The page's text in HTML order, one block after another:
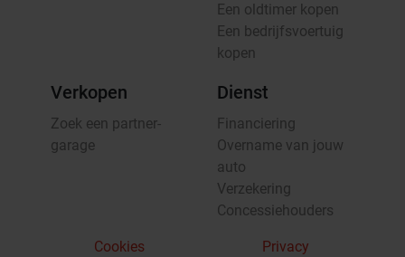
Een oldtimer kopen
Een bedrijfsvoertuig
kopen
Verkopen
Zoek een partner-
garage
Dienst
Financiering
Overname van jouw
auto
Verzekering
Concessiehouders
Cookies Privacy